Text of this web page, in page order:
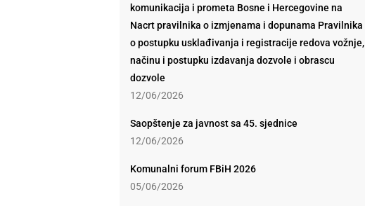
komunikacija i prometa Bosne i Hercegovine na
Nacrt pravilnika o izmjenama i dopunama Pravilnika
o postupku usklađivanja i registracije redova vožnje,
načinu i postupku izdavanja dozvole i obrascu
dozvole
12/06/2026
Saopštenje za javnost sa 45. sjednice
12/06/2026
Komunalni forum FBiH 2026
05/06/2026